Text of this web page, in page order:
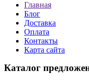
Главная
Блог
Доставка
Оплата
Контакты
Карта сайта
Каталог